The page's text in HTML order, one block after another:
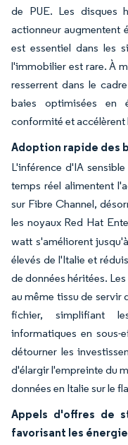
de PUE. Les disques
actionneur augmentent
est essentiel dans les
l'immobilier est rare. À
resserrent dans le
baies optimisées en
conformité et accélèrent
Adoption rapide des
L'inférence d'IA
temps réel alimentent
sur Fibre Channel,
les noyaux Red Hat
watt s'améliorent
élevés de l'Italie et
de données héritées.
au même tissu de servir
fichier, simplifiant
informatiques en sous-
détourner les
d'élargir l'empreinte du
données en Italie sur le
Appels d'offres de
favorisant les